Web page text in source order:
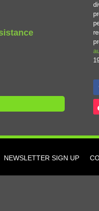
NEWSLETTER SIGN UP